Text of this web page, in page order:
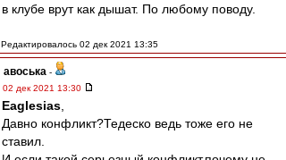
в клубе врут как дышат. По любому поводу.
Редактировалось 02 дек 2021 13:35
авоська -
02 дек 2021 13:30
Eaglesias
Давно конфликт?Тедеско ведь тоже его не
ставил.